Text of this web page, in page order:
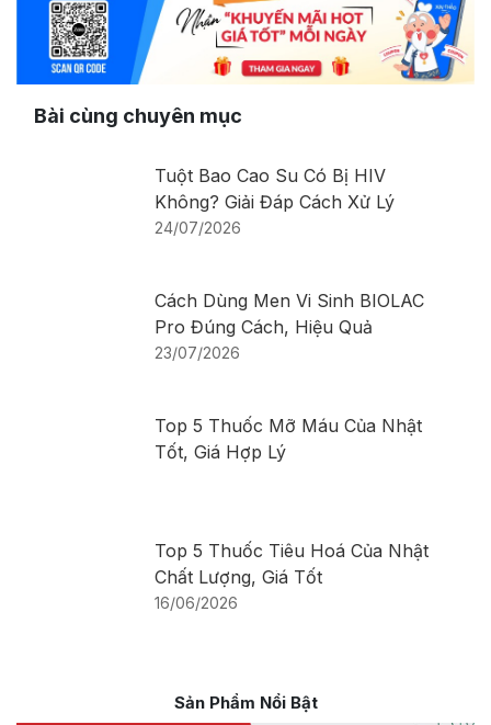
Bài cùng chuyên mục
Tuột Bao Cao Su Có Bị HIV
Không? Giải Đáp Cách Xử Lý
24/07/2026
Cách Dùng Men Vi Sinh BIOLAC
Pro Đúng Cách, Hiệu Quả
23/07/2026
Top 5 Thuốc Mỡ Máu Của Nhật
Tốt, Giá Hợp Lý
Top 5 Thuốc Tiêu Hoá Của Nhật
Chất Lượng, Giá Tốt
16/06/2026
Sản Phẩm Nổi Bật